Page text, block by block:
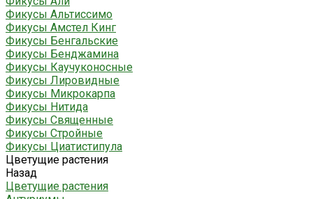
Фикусы Альтиссимо
Фикусы Амстел Кинг
Фикусы Бенгальские
Фикусы Бенджамина
Фикусы Каучуконосные
Фикусы Лировидные
Фикусы Микрокарпа
Фикусы Нитида
Фикусы Священные
Фикусы Стройные
Фикусы Циатистипула
Цветущие растения
Назад
Цветущие растения